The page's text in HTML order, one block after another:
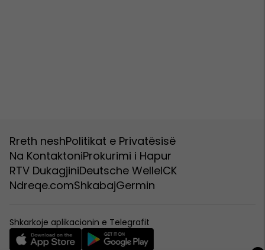
Rreth neshPolitikat e Privatësisë
Na KontaktoniProkurimi i Hapur
RTV DukagjiniDeutsche WelleICK
Ndreqe.comShkabajGermin
Shkarkoje aplikacionin e Telegrafit